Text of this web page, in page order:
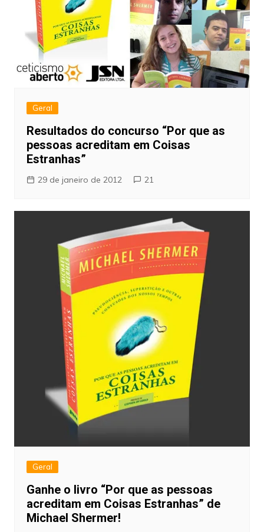
Geral
Resultados do concurso “Por que as
pessoas acreditam em Coisas
Estranhas”
29 de janeiro de 2012 21
Geral
Ganhe o livro “Por que as pessoas
acreditam em Coisas Estranhas” de
Michael Shermer!